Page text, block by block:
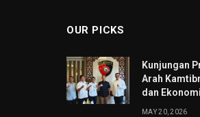
OUR PICKS
Kunjungan
Arah
dan
MAY 20, 2026